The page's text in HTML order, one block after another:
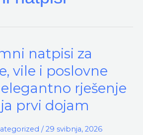
natpisi za
vile i poslovne
rješenje
prvi dojam
/29 svibnja, 2026